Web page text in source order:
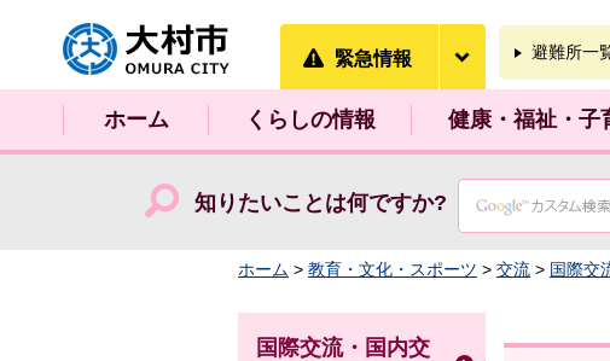
大村市
緊急情報 避難所一
ホーム くらしの情報 健康・福祉・子
知りたいことは何ですか?
ホーム > 教育・文化・スポーツ > 交流 > 国際交
国際交流・国内交